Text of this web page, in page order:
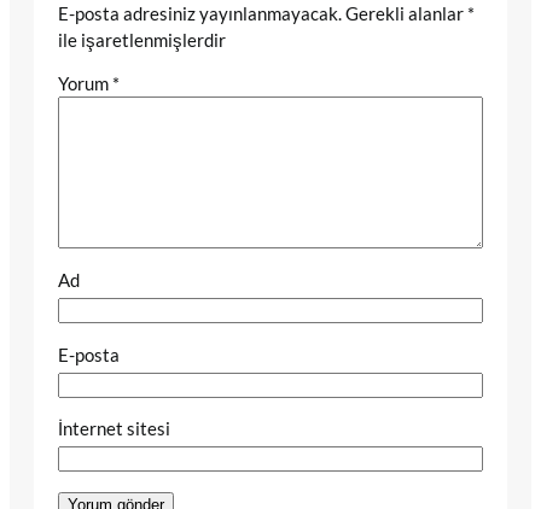
E-posta adresiniz yayınlanmayacak. Gerekli alanlar *
ile işaretlenmişlerdir
Yorum *
Ad
E-posta
İnternet sitesi